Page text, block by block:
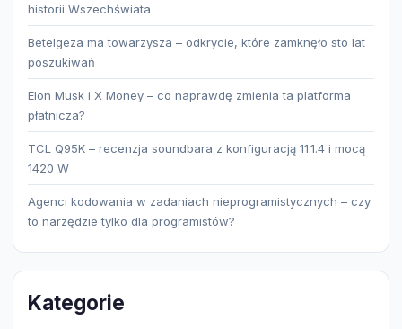
historii Wszechświata
Betelgeza ma towarzysza – odkrycie, które zamknęło sto lat
poszukiwań
Elon Musk i X Money – co naprawdę zmienia ta platforma
płatnicza?
TCL Q95K – recenzja soundbara z konfiguracją 11.1.4 i mocą
1420 W
Agenci kodowania w zadaniach nieprogramistycznych – czy
to narzędzie tylko dla programistów?
Kategorie